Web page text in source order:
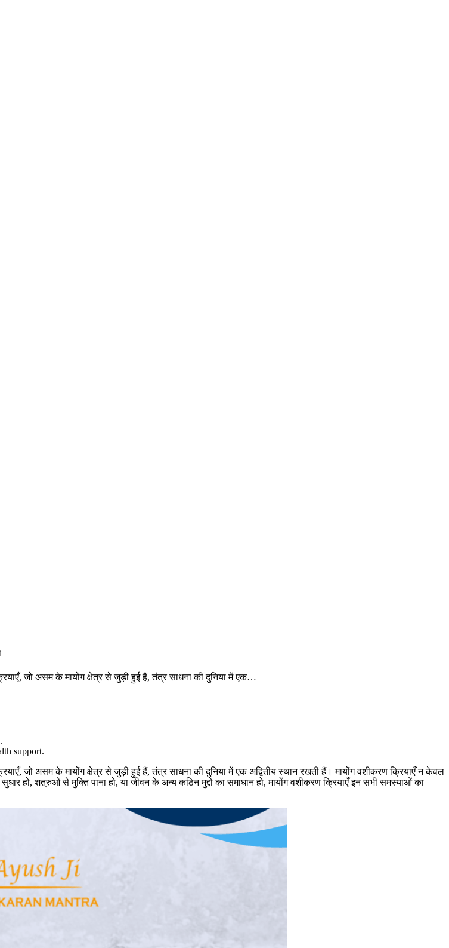
जो असम के मायोंग क्षेत्र से जुड़ी हुई हैं, तंत्र साधना की दुनिया में एक…
support.
जो असम के मायोंग क्षेत्र से जुड़ी हुई हैं, तंत्र साधना की दुनिया में एक अद्वितीय स्थान रखती हैं। मायोंग वशीकरण क्रियाएँ न केवल
हो, शत्रुओं से मुक्ति पाना हो, या जीवन के अन्य कठिन मुद्दों का समाधान हो, मायोंग वशीकरण क्रियाएँ इन सभी समस्याओं का